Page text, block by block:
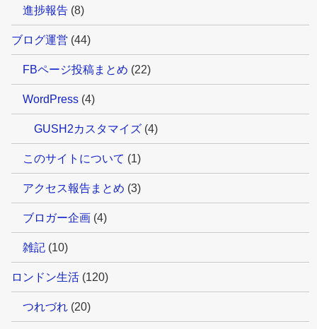
進捗報告 (8)
ブログ運営 (44)
FBページ投稿まとめ (22)
WordPress (4)
GUSH2カスタマイズ (4)
このサイトについて (1)
アクセス報告まとめ (3)
ブロガー企画 (4)
雑記 (10)
ロンドン生活 (120)
つれづれ (20)